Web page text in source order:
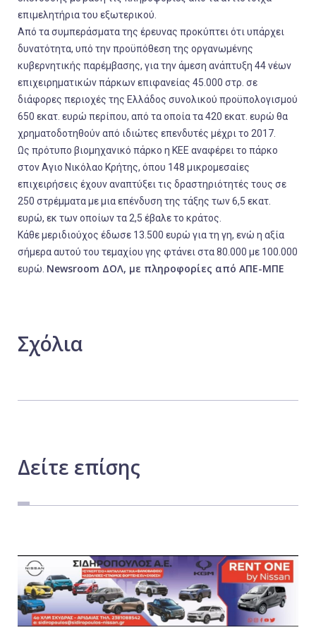
επιμελητήρια του εξωτερικού.
Από τα συμπεράσματα της έρευνας προκύπτει ότι υπάρχει
δυνατότητα, υπό την προϋπόθεση της οργανωμένης
κυβερνητικής παρέμβασης, για την άμεση ανάπτυξη 44 νέων
επιχειρηματικών πάρκων επιφανείας 45.000 στρ. σε
διάφορες περιοχές της Ελλάδος συνολικού προϋπολογισμού
650 εκατ. ευρώ περίπου, από τα οποία τα 420 εκατ. ευρώ θα
χρηματοδοτηθούν από ιδιώτες επενδυτές μέχρι το 2017.
Ως πρότυπο βιομηχανικό πάρκο η ΚΕΕ αναφέρει το πάρκο
στον Αγιο Νικόλαο Κρήτης, όπου 148 μικρομεσαίες
επιχειρήσεις έχουν αναπτύξει τις δραστηριότητές τους σε
250 στρέμματα με μια επένδυση της τάξης των 6,5 εκατ.
ευρώ, εκ των οποίων τα 2,5 έβαλε το κράτος.
Κάθε μεριδιούχος έδωσε 13.500 ευρώ για τη γη, ενώ η αξία
σήμερα αυτού του τεμαχίου γης φτάνει στα 80.000 με 100.000
ευρώ. Newsroom ΔΟΛ, με πληροφορίες από ΑΠΕ-ΜΠΕ
Σχόλια
Δείτε επίσης